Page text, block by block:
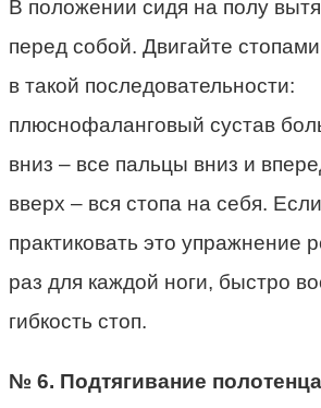
В положении сидя на полу
перед собой. Двигайте
в такой последовательности:
плюснофаланговый сустав
вниз – все пальцы вниз и
вверх – вся стопа на себя.
практиковать это упражнение
раз для каждой ноги, быстро
гибкость стоп.
№ 6. Подтягивание